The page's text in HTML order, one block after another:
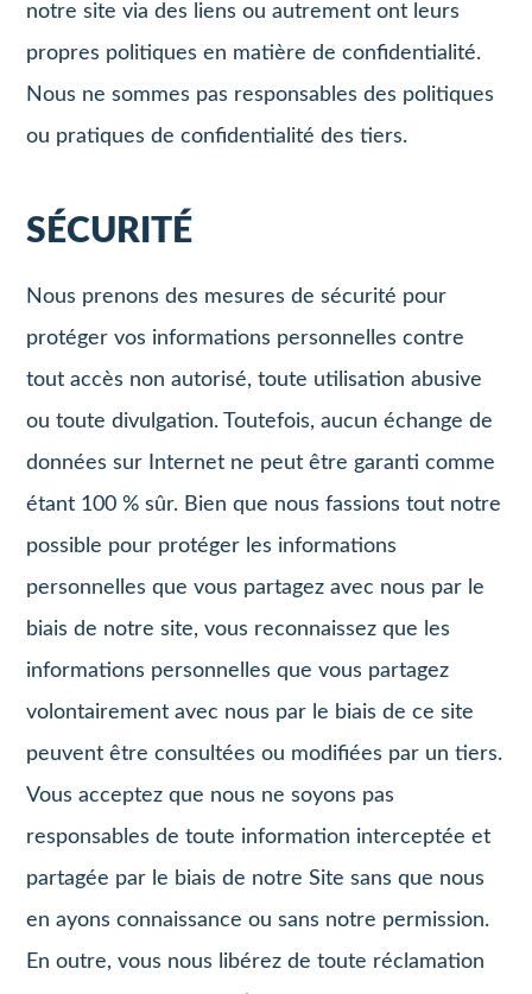
notre site via des liens ou autrement ont leurs
propres politiques en matière de confidentialité.
Nous ne sommes pas responsables des politiques
ou pratiques de confidentialité des tiers.
SÉCURITÉ
Nous prenons des mesures de sécurité pour
protéger vos informations personnelles contre
tout accès non autorisé, toute utilisation abusive
ou toute divulgation. Toutefois, aucun échange de
données sur Internet ne peut être garanti comme
étant 100 % sûr. Bien que nous fassions tout notre
possible pour protéger les informations
personnelles que vous partagez avec nous par le
biais de notre site, vous reconnaissez que les
informations personnelles que vous partagez
volontairement avec nous par le biais de ce site
peuvent être consultées ou modifiées par un tiers.
Vous acceptez que nous ne soyons pas
responsables de toute information interceptée et
partagée par le biais de notre Site sans que nous
en ayons connaissance ou sans notre permission.
En outre, vous nous libérez de toute réclamation